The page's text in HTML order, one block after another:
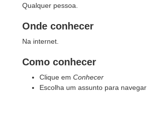
Qualquer pessoa.
Onde conhecer
Na internet.
Como conhecer
Clique em Conhecer
Escolha um assunto para navegar